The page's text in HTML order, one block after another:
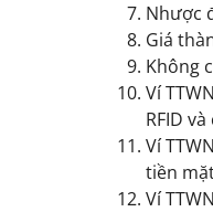
Nhược
Giá
Không
Ví
RFID
Ví
tiền
Ví